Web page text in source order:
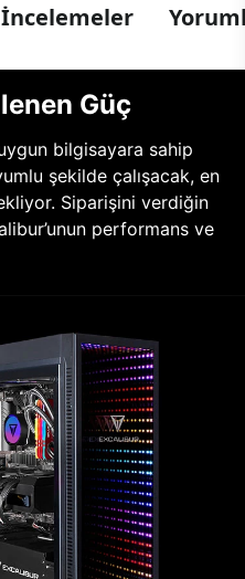
İncelemeler
Güç
bilgisayara sahip
şekilde çalışacak, en
Siparişini verdiğin
performans ve